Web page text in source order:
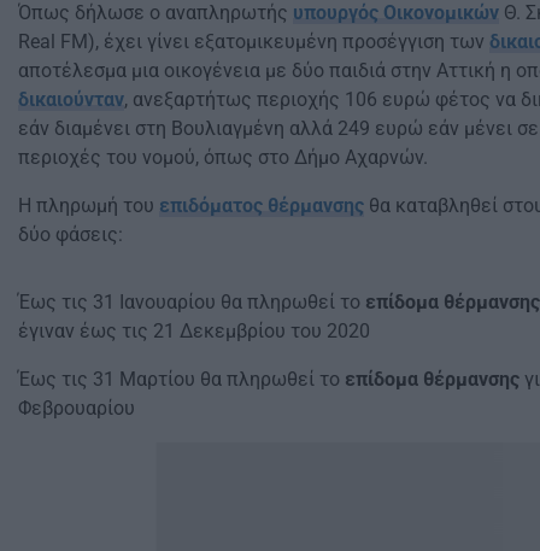
Όπως δήλωσε ο αναπληρωτής υπουργός Οικονομικών Θ.
Real FM), έχει γίνει εξατομικευμένη προσέγγιση των
αποτέλεσμα μια οικογένεια με δύο παιδιά στην Αττική η
δικαιούνταν, ανεξαρτήτως περιοχής 106 ευρώ φέτος να
εάν διαμένει στη Βουλιαγμένη αλλά 249 ευρώ εάν μένει
περιοχές του νομού, όπως στο Δήμο Αχαρνών.
Η πληρωμή του επιδόματος θέρμανσης θα καταβληθεί
δύο φάσεις:
Έως τις 31 Ιανουαρίου θα πληρωθεί το επίδομα θέρμανσης
έγιναν έως τις 21 Δεκεμβρίου του 2020
Έως τις 31 Μαρτίου θα πληρωθεί το επίδομα θέρμανσης
Φεβρουαρίου